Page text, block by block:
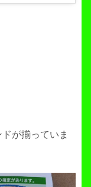
が揃っていま